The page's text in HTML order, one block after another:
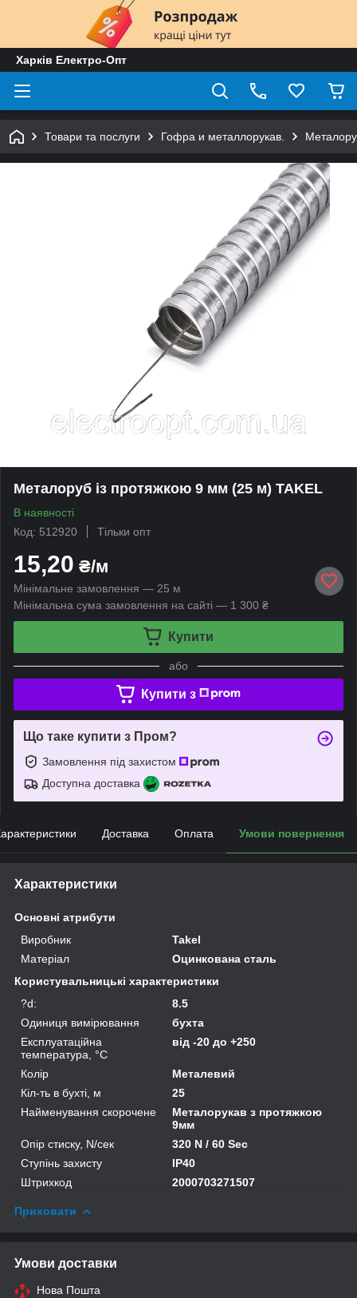
Харків Електро-Опт
Товари та послуги Гофра и металлорукав.
Металоруб із протяжкою 9 мм (25 м) TAKEL
В наявності
Код: 512920
Тільки опт
15,20 ₴/м
Мінімальне замовлення — 25 м
Мінімальна сума замовлення на сайті — 1 300 ₴
Купити
або
Купити з
Що таке купити з Пром?
Замовлення під захистом
Доступна доставка
Доставка Оплата Умови повернення
Характеристики
Основні атрибути
Виробник
Takel
Матеріал
Оцинкована сталь
Користувальницькі характеристики
?d:
8.5
Одиниця вимірювання
бухта
Експлуатаційна
температура, °C
від -20 до +250
Колір
Металевий
Кіл-ть в бухті, м
25
Найменування скорочене
Металорукав з протяжкою
9мм
Опір стиску, N/сек
320 N / 60 Sec
Ступінь захисту
IP40
Штрихкод
2000703271507
Приховати
Умови доставки
Нова Пошта